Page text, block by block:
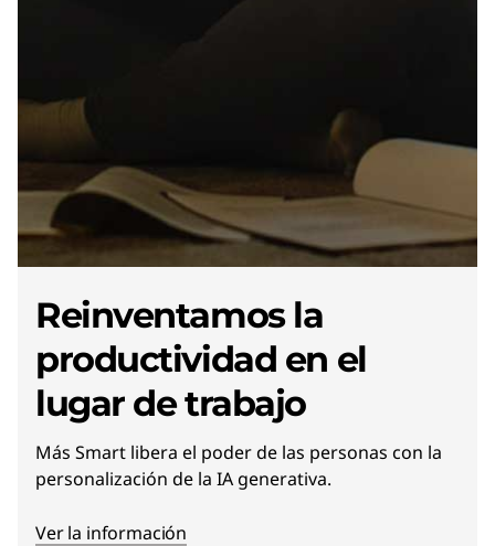
Reinventamos la
productividad en el
lugar de trabajo
Más Smart libera el poder de las personas con la
personalización de la IA generativa.
Ver la información